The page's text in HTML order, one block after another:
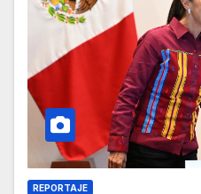
REPORTAJE